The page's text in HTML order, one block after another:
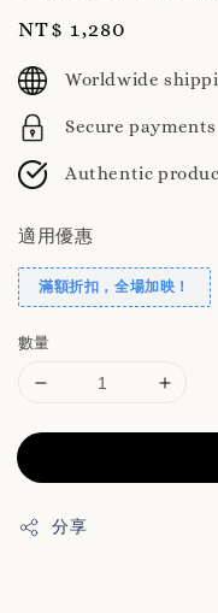
Regular
price
NT$ 1,280
Worldwide
Secure payments
Authentic
適用優惠
滿額折扣，全場加映！
數量
分享